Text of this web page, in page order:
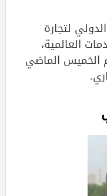
لتجارة
العالمية،
الخميس الماضي